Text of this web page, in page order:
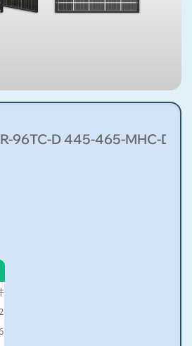
96TC-D 445-465-MHC-D